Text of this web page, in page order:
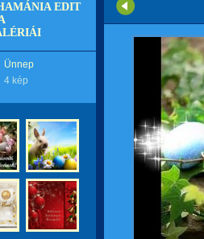
EDIT
Ünnep
4 kép